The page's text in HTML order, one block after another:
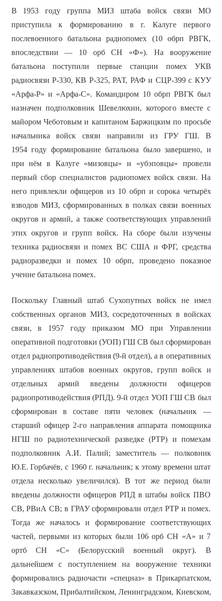
В 1953 году группа МИЗ штаба войск связи МО
приступила к формированию в г. Калуге первого
послевоенного батальона радиопомех (10 обрп РВГК,
впоследствии — 10 орб СН «Ф»). На вооружение
батальона поступили первые станции помех УКВ
радиосвязи Р-330, КВ Р-325, РАТ, РАФ и СЦР-399 с КУУ
«Арфа-Р» и «Арфа-С». Командиром 10 обрп РВГК был
назначен подполковник Шевелюхин, которого вместе с
майором Чеботовым и капитаном Баржицким по просьбе
начальника войск связи направили из ГРУ ГШ. В
1954 году формирование батальона было завершено, и
при нём в Калуге «мизовцы» и «убэповцы» провели
первый сбор специалистов радиопомех войск связи. На
него привлекли офицеров из 10 обрп и сорока четырёх
взводов МИЗ, сформированных в полках связи военных
округов и армий, а также соответствующих управлений
этих округов и групп войск. На сборе были изучены
техника радиосвязи и помех ВС США и ФРГ, средства
радиоразведки и помех 10 обрп, проведено показное
учение батальона помех.
Поскольку Главный штаб Сухопутных войск не имел
собственных органов МИЗ, сосредоточенных в войсках
связи, в 1957 году приказом МО при Управлении
оперативной подготовки (УОП) ГШ СВ был сформирован
отдел радиопротиводействия (9-й отдел), а в оперативных
управлениях штабов военных округов, групп войск и
отдельных армий введены должности офицеров
радиопротиводействия (РПД). 9-й отдел УОП ГШ СВ был
сформирован в составе пяти человек (начальник —
старший офицер 2-го направления аппарата помощника
НГШ по радиотехнической разведке (РТР) и помехам
подполковник А.И. Палий; заместитель — полковник
Ю.Е. Горбачёв, с 1960 г. начальник; к этому времени штат
отдела несколько увеличился). В тот же период были
введены должности офицеров РПД в штабы войск ПВО
СВ, РВиА СВ; в ГРАУ сформировали отдел РТР и помех.
Тогда же началось и формирование соответствующих
частей, первыми из которых были 106 орб СН «А» и 7
ортб СН «С» (Белорусский военный округ). В
дальнейшем с поступлением на вооружение техники
формировались радиочасти «спецназ» в Прикарпатском,
Закавказском, Прибалтийском, Ленинградском, Киевском,